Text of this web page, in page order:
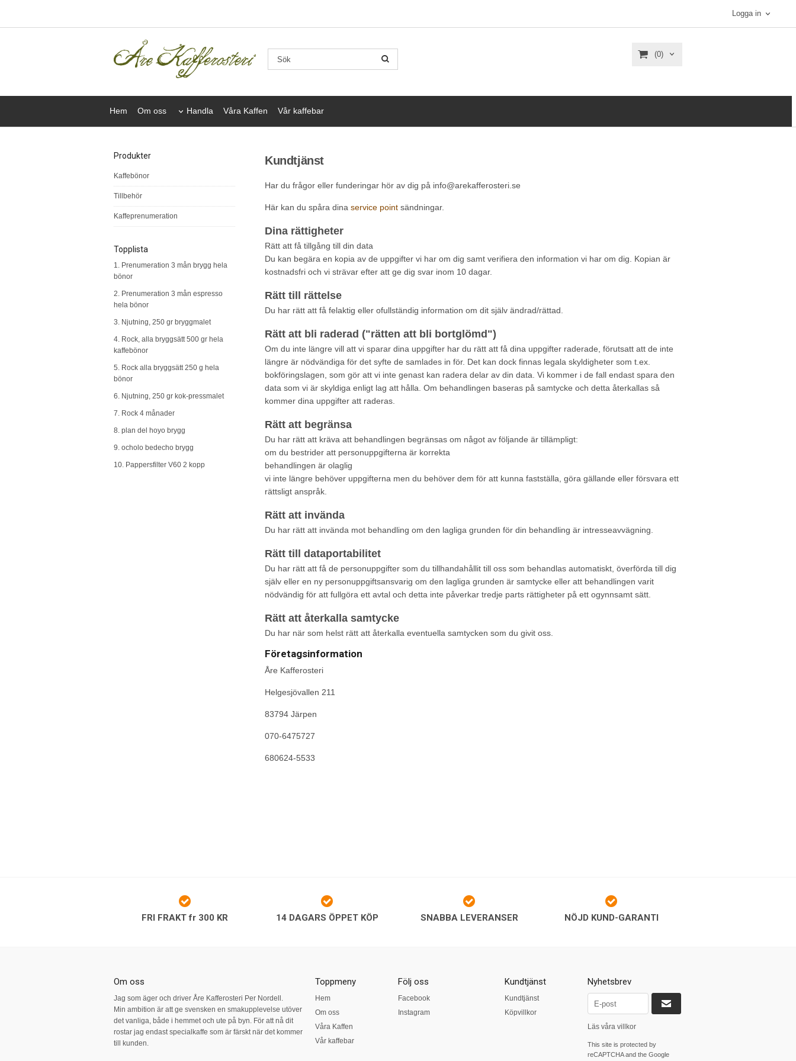
Logga in
(0)
Hem Om oss Handla Våra Kaffen Vår kaffebar
Produkter
Kaffebönor
Tillbehör
Kaffeprenumeration
Topplista
1. Prenumeration 3 mån brygg hela
bönor
2. Prenumeration 3 mån espresso
hela bönor
3. Njutning, 250 gr bryggmalet
4. Rock, alla bryggsätt 500 gr hela
kaffebönor
5. Rock alla bryggsätt 250 g hela
bönor
6. Njutning, 250 gr kok-pressmalet
7. Rock 4 månader
8. plan del hoyo brygg
9. ocholo bedecho brygg
10. Pappersfilter V60 2 kopp
Kundtjänst
Har du frågor eller funderingar hör av dig på info@arekafferosteri.se
Här kan du spåra dina service point sändningar.
Dina rättigheter
Rätt att få tillgång till din data
Du kan begära en kopia av de uppgifter vi har om dig samt verifiera den information vi har om dig. Kopian är
kostnadsfri och vi strävar efter att ge dig svar inom 10 dagar.
Rätt till rättelse
Du har rätt att få felaktig eller ofullständig information om dit själv ändrad/rättad.
Rätt att bli raderad ("rätten att bli bortglömd")
Om du inte längre vill att vi sparar dina uppgifter har du rätt att få dina uppgifter raderade, förutsatt att de inte
längre är nödvändiga för det syfte de samlades in för. Det kan dock finnas legala skyldigheter som t.ex.
bokföringslagen, som gör att vi inte genast kan radera delar av din data. Vi kommer i de fall endast spara den
data som vi är skyldiga enligt lag att hålla. Om behandlingen baseras på samtycke och detta återkallas så
kommer dina uppgifter att raderas.
Rätt att begränsa
Du har rätt att kräva att behandlingen begränsas om något av följande är tillämpligt:
om du bestrider att personuppgifterna är korrekta
behandlingen är olaglig
vi inte längre behöver uppgifterna men du behöver dem för att kunna fastställa, göra gällande eller försvara ett
rättsligt anspråk.
Rätt att invända
Du har rätt att invända mot behandling om den lagliga grunden för din behandling är intresseavvägning.
Rätt till dataportabilitet
Du har rätt att få de personuppgifter som du tillhandahållit till oss som behandlas automatiskt, överförda till dig
själv eller en ny personuppgiftsansvarig om den lagliga grunden är samtycke eller att behandlingen varit
nödvändig för att fullgöra ett avtal och detta inte påverkar tredje parts rättigheter på ett ogynnsamt sätt.
Rätt att återkalla samtycke
Du har när som helst rätt att återkalla eventuella samtycken som du givit oss.
Företagsinformation
Åre Kafferosteri
Helgesjövallen 211
83794 Järpen
070-6475727
680624-5533
FRI FRAKT fr 300 KR 14 DAGARS ÖPPET KÖP SNABBA LEVERANSER NÖJD KUND-GARANTI
Om oss
Jag som äger och driver Åre Kafferosteri Per Nordell.
Min ambition är att ge svensken en smakupplevelse utöver
det vanliga, både i hemmet och ute på byn. För att nå dit
rostar jag endast specialkaffe som är färskt när det kommer
till kunden.
Toppmeny
Hem
Om oss
Våra Kaffen
Vår kaffebar
Följ oss
Facebook
Instagram
Kundtjänst
Kundtjänst
Köpvillkor
Nyhetsbrev
Läs våra villkor
This site is protected by
reCAPTCHA and the Google